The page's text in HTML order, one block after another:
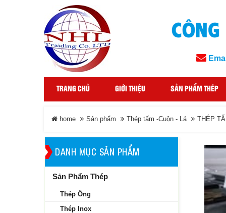
TRANG CHỦ GIỚI THIỆU SẢN PHẨM THÉP
home Sản phẩm Thép tấm -Cuộn - Lá THÉP
DANH MỤC SẢN PHẨM
Sản Phẩm Thép
Thép Ống
Thép Inox